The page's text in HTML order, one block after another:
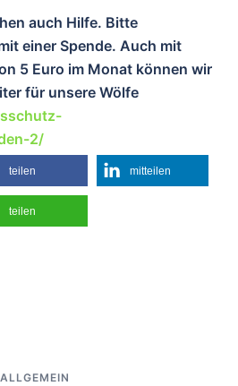
auch Hilfe. Bitte
einer Spende. Auch mit
5 Euro im Monat können wir
ter für unsere Wölfe
2/
teilen mitteilen
teilen
ALLGEMEIN